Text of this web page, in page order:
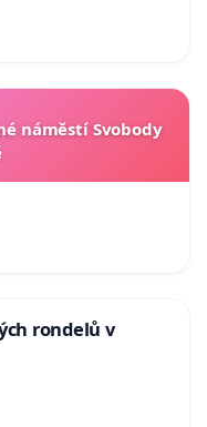
náměstí Svobody
rondelů v